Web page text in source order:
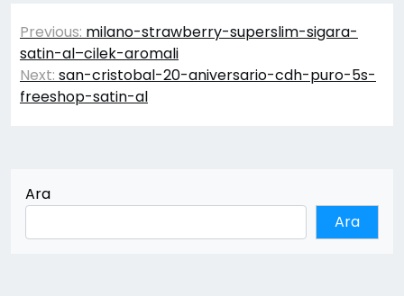
Yazı
gezinmesi
Previous: milano-strawberry-superslim-sigara-
satin-al–cilek-aromali
Next: san-cristobal-20-aniversario-cdh-puro-5s-
freeshop-satin-al
Ara
Ara